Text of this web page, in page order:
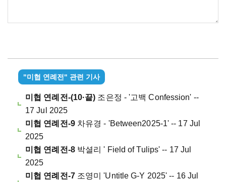
"미협 연례전" 관련 기사
미협 연례전-(10·끝) 조은정 - '고백 Confession' --
17 Jul 2025
미협 연례전-9차유경 - 'Between2025-1' -- 17 Jul
2025
미협 연례전-8박셜리 ' Field of Tulips' -- 17 Jul
2025
미협 연례전-7조영미 'Untitle G-Y 2025' -- 16 Jul